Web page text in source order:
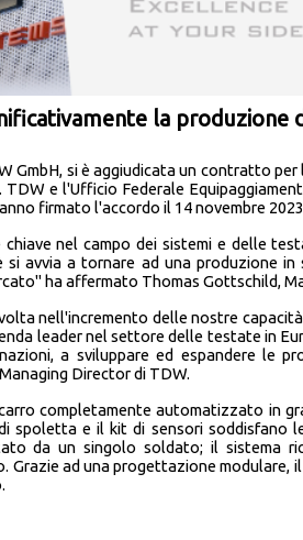
la produzione
GmbH, si è aggiudicata un contratto
e l'Ufficio Federale
firmato l'accordo il 14 novembre
nel campo dei sistemi e delle
avvia a tornare ad una produzione in
ha affermato Thomas Gottschild,
nell'incremento delle nostre
leader nel settore delle testate in
a sviluppare ed espandere le
Director di TDW.
completamente automatizzato in
spoletta e il kit di sensori soddisfano
da un singolo soldato; il sistema
ad una progettazione modulare,